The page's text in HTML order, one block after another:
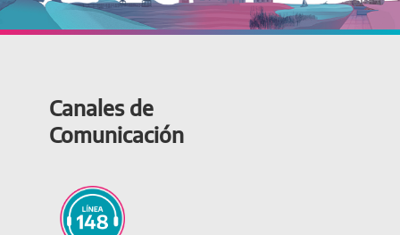
Canales de
Comunicación